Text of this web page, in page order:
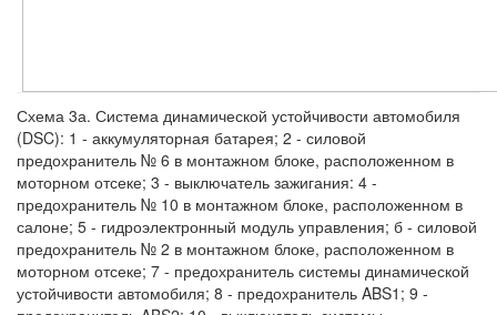
Схема 3а. Система динамической устойчивости автомобиля
(DSC): 1 - аккумуляторная батарея; 2 - силовой
предохранитель № 6 в монтажном блоке, расположенном в
моторном отсеке; 3 - выключатель зажигания: 4 -
предохранитель № 10 в монтажном блоке, расположенном в
салоне; 5 - гидроэлектронный модуль управления; б - силовой
предохранитель № 2 в монтажном блоке, расположенном в
моторном отсеке; 7 - предохранитель системы динамической
устойчивости автомобиля; 8 - предохранитель ABS1; 9 -